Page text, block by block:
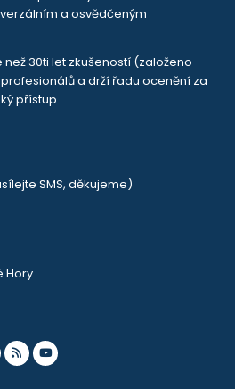
a osvědčeným
30ti let zkušeností (založeno
profesionálů a drží řadu ocenění za
přístup.
SMS, děkujeme)
Hory